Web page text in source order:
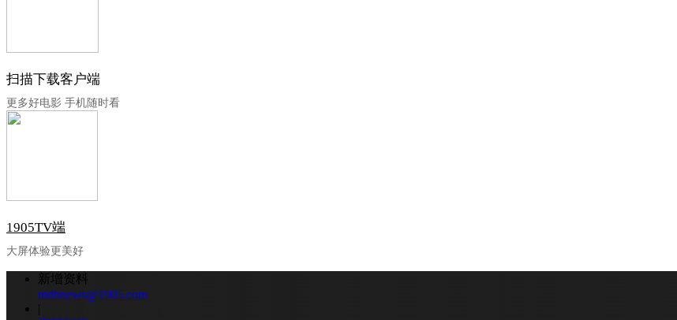
扫描下载客户端
更多好电影 手机随时看
1905TV端
大屏体验更美好
新增资料
mdbnews@1905.com
|